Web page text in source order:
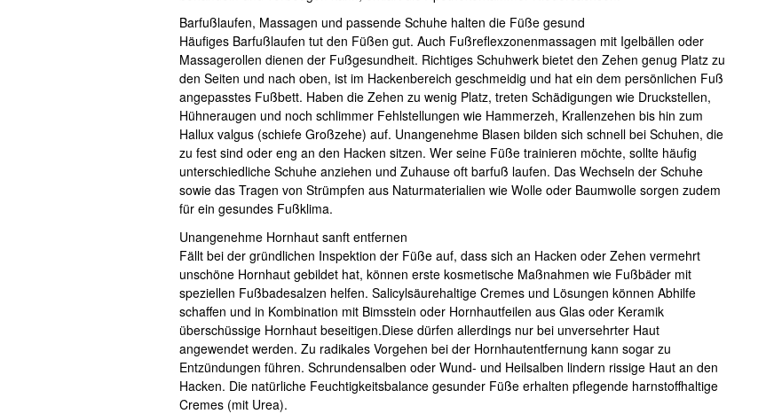
Barfußlaufen, Massagen und passende Schuhe halten die Füße gesund
Häufiges Barfußlaufen tut den Füßen gut. Auch Fußreflexzonenmassagen mit Igelbällen oder
Massagerollen dienen der Fußgesundheit. Richtiges Schuhwerk bietet den Zehen genug Platz zu
den Seiten und nach oben, ist im Hackenbereich geschmeidig und hat ein dem persönlichen Fuß
angepasstes Fußbett. Haben die Zehen zu wenig Platz, treten Schädigungen wie Druckstellen,
Hühneraugen und noch schlimmer Fehlstellungen wie Hammerzeh, Krallenzehen bis hin zum
Hallux valgus (schiefe Großzehe) auf. Unangenehme Blasen bilden sich schnell bei Schuhen, die
zu fest sind oder eng an den Hacken sitzen. Wer seine Füße trainieren möchte, sollte häufig
unterschiedliche Schuhe anziehen und Zuhause oft barfuß laufen. Das Wechseln der Schuhe
sowie das Tragen von Strümpfen aus Naturmaterialien wie Wolle oder Baumwolle sorgen zudem
für ein gesundes Fußklima.
Unangenehme Hornhaut sanft entfernen
Fällt bei der gründlichen Inspektion der Füße auf, dass sich an Hacken oder Zehen vermehrt
unschöne Hornhaut gebildet hat, können erste kosmetische Maßnahmen wie Fußbäder mit
speziellen Fußbadesalzen helfen. Salicylsäurehaltige Cremes und Lösungen können Abhilfe
schaffen und in Kombination mit Bimsstein oder Hornhautfeilen aus Glas oder Keramik
überschüssige Hornhaut beseitigen.Diese dürfen allerdings nur bei unversehrter Haut
angewendet werden. Zu radikales Vorgehen bei der Hornhautentfernung kann sogar zu
Entzündungen führen. Schrundensalben oder Wund- und Heilsalben lindern rissige Haut an den
Hacken. Die natürliche Feuchtigkeitsbalance gesunder Füße erhalten pflegende harnstoffhaltige
Cremes (mit Urea).